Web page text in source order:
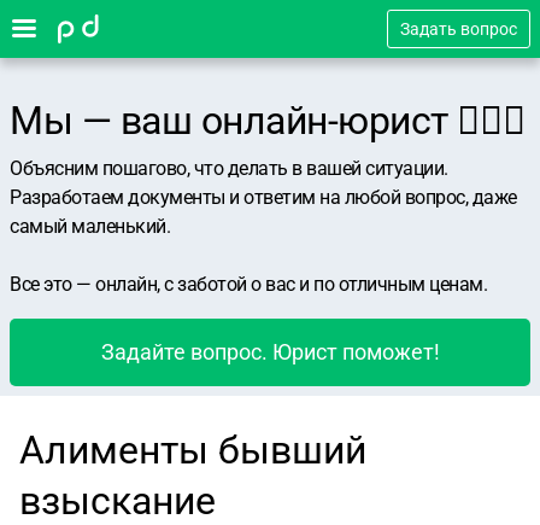
Задать вопрос
Мы — ваш онлайн-юрист 👨🏻‍⚖️
Объясним пошагово, что делать в вашей ситуации.
Разработаем документы и ответим на любой вопрос, даже
самый маленький.
Все это — онлайн, с заботой о вас и по отличным ценам.
Задайте вопрос. Юрист поможет!
Алименты бывший
взыскание